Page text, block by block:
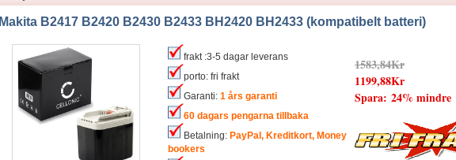
Makita B2417 B2420 B2430 B2433 BH2420 BH2433 (kompatibelt batteri)
frakt :3-5 dagar leverans
porto: fri frakt
Garanti: 1 års garanti
60 dagars pengarna tillbaka
Betalning: PayPal, Kreditkort, Money
bookers
1583,84Kr
1199,88Kr
Spara: 24% mindre